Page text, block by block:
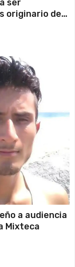
ser
originario de
a audiencia
Mixteca